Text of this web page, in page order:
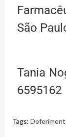
São
Tania
6595162
Tags: